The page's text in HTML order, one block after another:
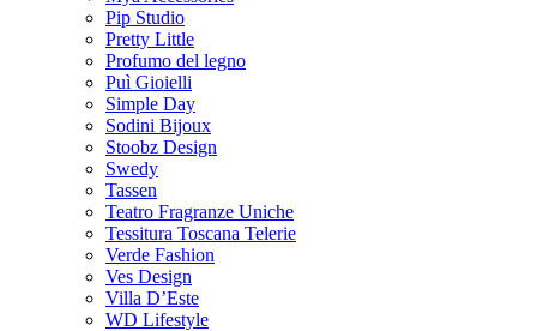
Pip Studio
Pretty Little
Profumo del legno
Puì Gioielli
Simple Day
Sodini Bijoux
Stoobz Design
Swedy
Tassen
Teatro Fragranze Uniche
Tessitura Toscana Telerie
Verde Fashion
Ves Design
Villa D’Este
WD Lifestyle